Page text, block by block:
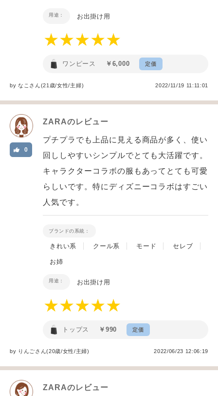
用途： お出掛け用
ワンピース ￥6,000 定価
byなこ さん(21歳/女性/主婦) 2022/11/19 11:11:01
ZARAのレビュー
0
プチプラでも上品に見える商品が多く、使い
回ししやすいシンプルでとても大活躍です。
キャラクターコラボの服もあってとても可愛
らしいです。特にディズニーコラボはすごい
人気です。
ブランドの系統：
きれい系 クール系 モード セレブ
お姉
用途： お出掛け用
トップス ￥990 定価
by りんごさん(20歳/女性/主婦) 2022/06/23 12:06:19
ZARAのレビュー